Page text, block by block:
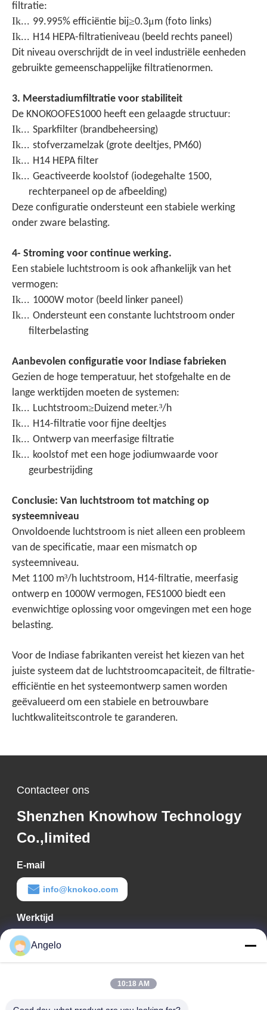
filtratie:
Ik... 99.995% efficiëntie bij≥0.3μm (foto links)
Ik... H14 HEPA-filtratieniveau (beeld rechts paneel)
Dit niveau overschrijdt de in veel industriële eenheden
gebruikte gemeenschappelijke filtratienormen.
3. Meerstadiumfiltratie voor stabiliteit
De KNOKOOFES1000 heeft een gelaagde structuur:
Ik... Sparkfilter (brandbeheersing)
Ik... stofverzamelzak (grote deeltjes, PM60)
Ik... H14 HEPA filter
Ik... Geactiveerde koolstof (iodegehalte 1500,
rechterpaneel op de afbeelding)
Deze configuratie ondersteunt een stabiele werking
onder zware belasting.
4- Stroming voor continue werking.
Een stabiele luchtstroom is ook afhankelijk van het
vermogen:
Ik... 1000W motor (beeld linker paneel)
Ik... Ondersteunt een constante luchtstroom onder
filterbelasting
Aanbevolen configuratie voor Indiase fabrieken
Gezien de hoge temperatuur, het stofgehalte en de
lange werktijden moeten de systemen:
Ik... Luchtstroom≥Duizend meter.³/h
Ik... H14-filtratie voor fijne deeltjes
Ik... Ontwerp van meerfasige filtratie
Ik... koolstof met een hoge jodiumwaarde voor
geurbestrijding
Conclusie: Van luchtstroom tot matching op
systeemniveau
Onvoldoende luchtstroom is niet alleen een probleem
van de specificatie, maar een mismatch op
systeemniveau.
Met 1100 m³/h luchtstroom, H14-filtratie, meerfasig
ontwerp en 1000W vermogen, FES1000 biedt een
evenwichtige oplossing voor omgevingen met een hoge
belasting.
Voor de Indiase fabrikanten vereist het kiezen van het
juiste systeem dat de luchtstroomcapaciteit, de filtratie-
efficiëntie en het systeemontwerp samen worden
geëvalueerd om een stabiele en betrouwbare
luchtkwaliteitscontrole te garanderen.
Contacteer ons
Shenzhen Knowhow Technology
Co.,limited
E-mail
info@knokoo.com
Werktijd
08:00-18:00
Ons adres
Angelo
10:18 AM